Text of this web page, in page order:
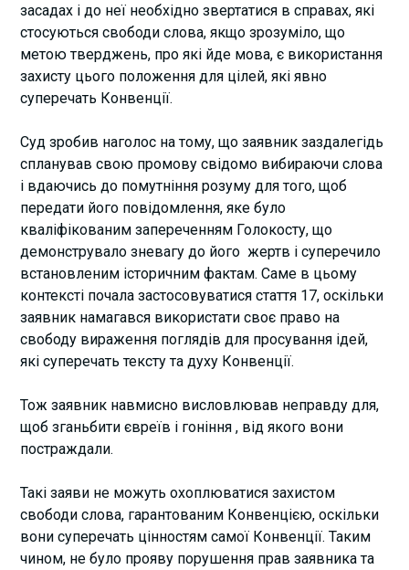
засадах і до неї необхідно звертатися в справах, які
стосуються свободи слова, якщо зрозуміло, що
метою тверджень, про які йде мова, є використання
захисту цього положення для цілей, які явно
суперечать Конвенції.
Суд зробив наголос на тому, що заявник заздалегідь
спланував свою промову свідомо вибираючи слова
і вдаючись до помутніння розуму для того, щоб
передати його повідомлення, яке було
кваліфікованим запереченням Голокосту, що
демонструвало зневагу до його жертв і суперечило
встановленим історичним фактам. Саме в цьому
контексті почала застосовуватися стаття 17, оскільки
заявник намагався використати своє право на
свободу вираження поглядів для просування ідей,
які суперечать тексту та духу Конвенції.
Тож заявник навмисно висловлював неправду для,
щоб зганьбити євреїв і гоніння , від якого вони
постраждали.
Такі заяви не можуть охоплюватися захистом
свободи слова, гарантованим Конвенцією, оскільки
вони суперечать цінностям самої Конвенції. Таким
чином, не було прояву порушення прав заявника та